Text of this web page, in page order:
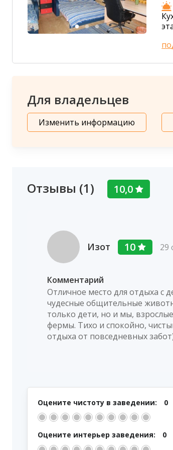
Для владельцев
Изменить информацию
Отзывы (1) 10,0
Изот 10 29
Комментарий
Отличное место для отдыха с
чудесные общительные
только дети, но и мы,
фермы. Тихо и спокойно,
отдыха от повседневных
Оцените чистоту в заведении: 0
Оцените интерьер заведения: 0